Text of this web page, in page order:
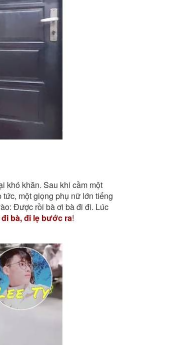
khó khăn. Sau khi cầm một
một giọng phụ nữ lớn tiếng
Được rồi bà ơi bà đi đi. Lúc
bà, đi lẹ bước ra!